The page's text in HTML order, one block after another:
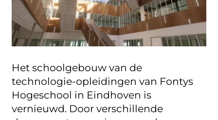
Het schoolgebouw van de
technologie-opleidingen van Fontys
Hogeschool in Eindhoven is
vernieuwd. Door verschillende